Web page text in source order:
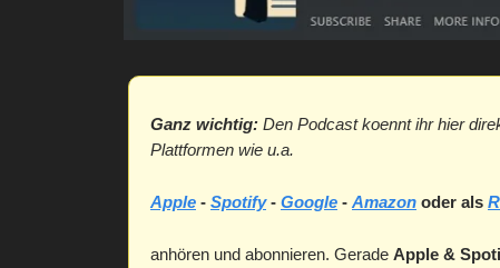
Ganz wichtig: Den Podcast koennt ihr hier
Plattformen wie u.a.
Apple - Spotify- Google - Amazon oder als
anhören und abonnieren. Gerade Apple &